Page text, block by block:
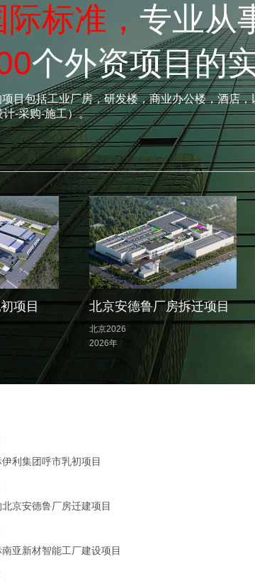
际标准， 专业从
个外资项目的
目包括工业厂房，研发楼，商业办公楼，酒店
-采购-施工）。
项目 北京安德鲁厂房拆迁项目
北京2026
2026年
利集团呼市乳初项目
京安德鲁厂房迁建项目
亚新材智能工厂建设项目